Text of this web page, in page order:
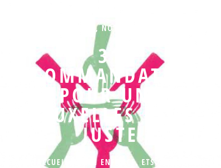
,NOTRE ACTUALITÉ
31
RECOMMANDATIONS
POUR UNE
BRUXELLES PLUS
JUSTE
ACCUEIL PETITE ENFANCE, ETS,